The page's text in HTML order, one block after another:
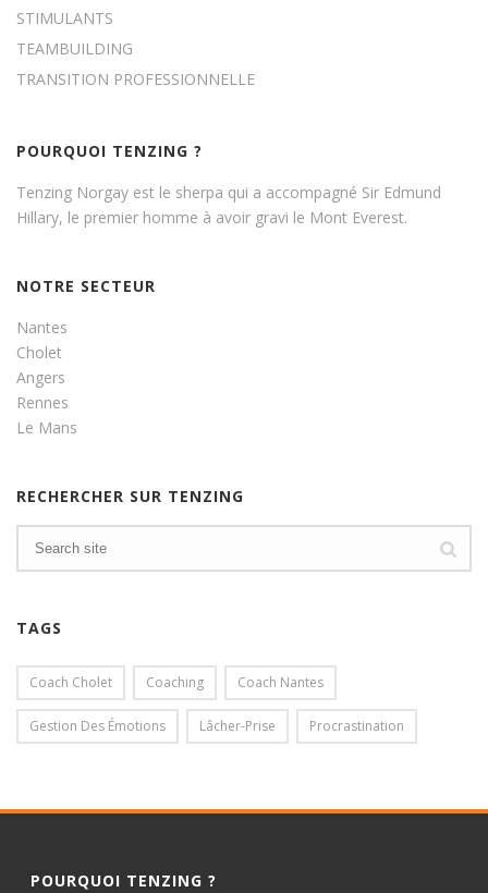
STIMULANTS
TEAMBUILDING
TRANSITION PROFESSIONNELLE
POURQUOI TENZING ?
Tenzing Norgay est le sherpa qui a accompagné Sir Edmund
Hillary, le premier homme à avoir gravi le Mont Everest.
NOTRE SECTEUR
Nantes
Cholet
Angers
Rennes
Le Mans
RECHERCHER SUR TENZING
TAGS
Coach Cholet Coaching Coach Nantes
Gestion Des Émotions Lâcher-Prise Procrastination
POURQUOI TENZING ?